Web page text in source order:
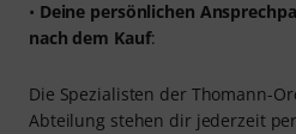
• Deine persönlichen
nach dem Kauf:
Die Spezialisten der Thomann-
Abteilung stehen dir jederzeit